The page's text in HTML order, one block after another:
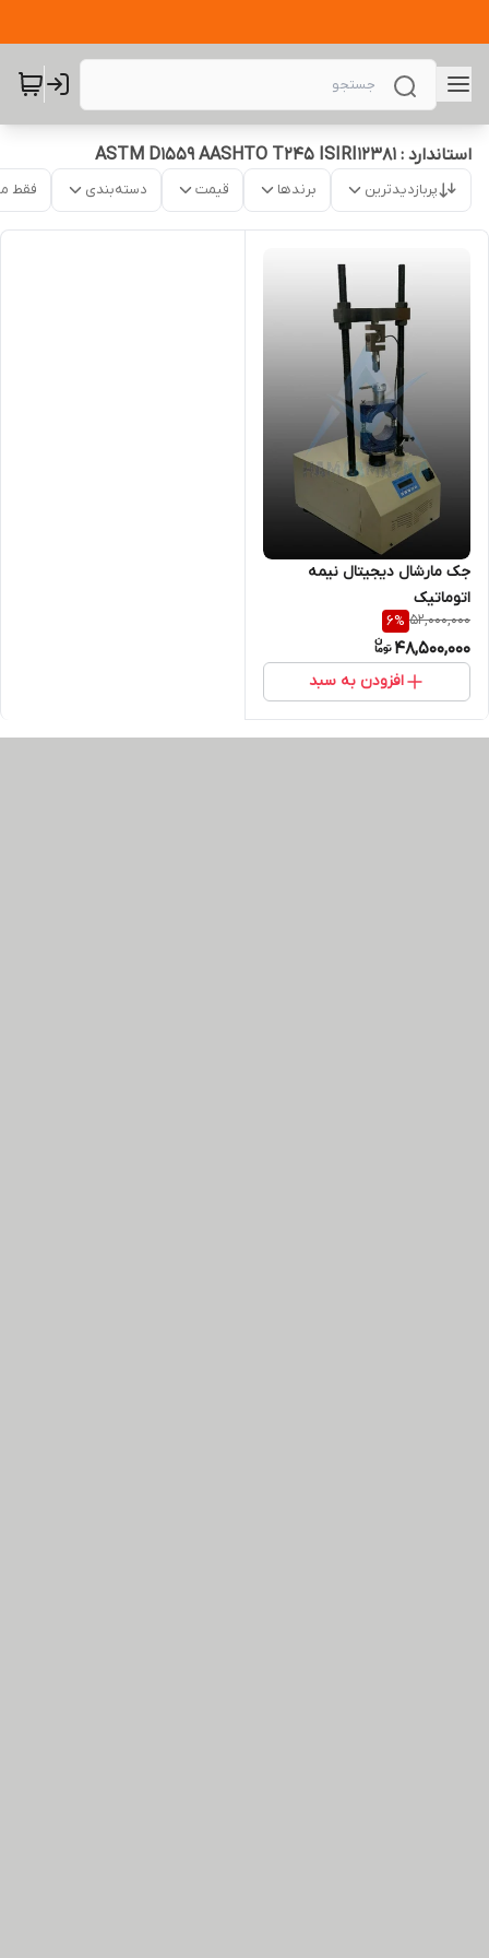
استاندارد : ASTM D1559 AASHTO T245 ISIRI12381
پربازدیدترین برندها قیمت دسته‌بندی فقط
جک مارشال دیجیتال نیمه
اتوماتیک
52,000,000
6%
48,500,000
افزودن به سبد